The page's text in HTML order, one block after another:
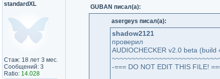
standardXL
Стаж: 18 лет 3 мес.
Сообщений: 3
Ratio: 14.028
GUBAN писал(а):
asergeys писал(а):
shadow2121
проверил
AUDIOCHECKER v2.0 beta
-=== DO NOT EDIT THIS FILE!